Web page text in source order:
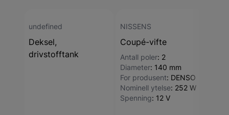
undefined
Deksel,
drivstofftank
NISSENS
Coupé-vifte
Antall poler: 2
Diameter: 140 mm
For produsent: DENSO
Nominell ytelse: 252 W
Spenning: 12 V